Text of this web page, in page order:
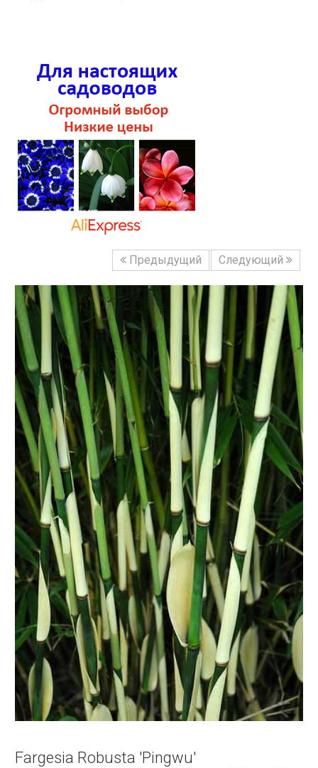
Предыдущий Следующий
Fargesia Robusta 'Pingwu'